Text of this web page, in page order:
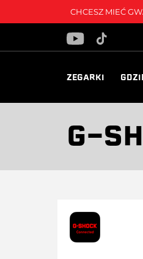
CHCESZ MIEĆ
ZEGARKI
G-